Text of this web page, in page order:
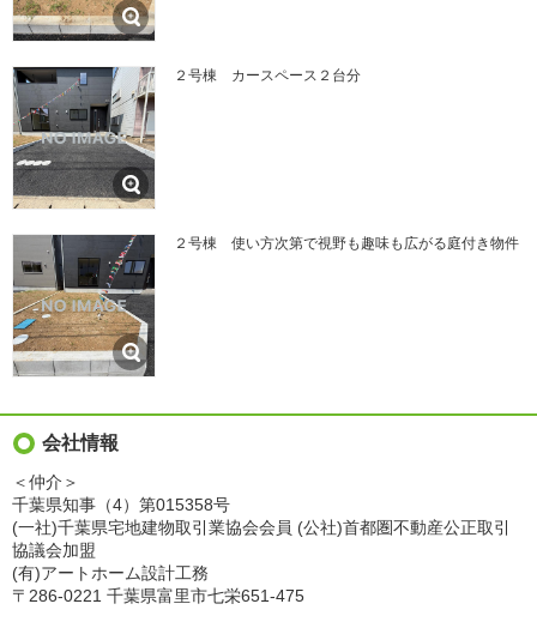
２号棟 カースペース２台分
２号棟 使い方次第で視野も趣味も広がる庭付き物件
会社情報
＜仲介＞
千葉県知事（4）第015358号
(一社)千葉県宅地建物取引業協会会員 (公社)首都圏不動産公正取引
協議会加盟
(有)アートホーム設計工務
〒286-0221 千葉県富里市七栄651-475